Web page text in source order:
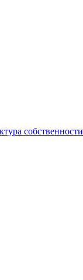
собственности